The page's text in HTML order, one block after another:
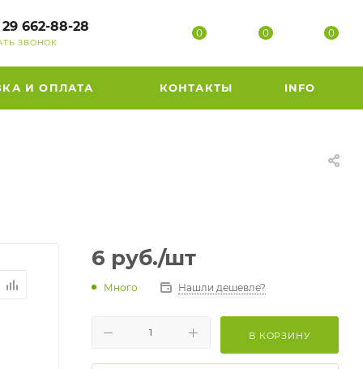
662-88-28
ЗВОНОК
0 0 0
И ОПЛАТА КОНТАКТЫ INFO
6 руб./шт
Много Нашли дешевле?
В КОРЗИНУ